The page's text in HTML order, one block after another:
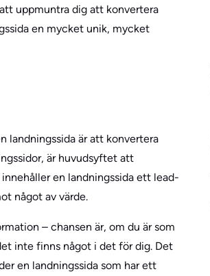
uppmuntra dig att konvertera
en mycket unik, mycket
landningssida är att konvertera
är huvudsyftet att
en landningssida ett lead-
något av värde.
– chansen är, om du är som
inte finns något i det för dig. Det
en landningssida som har ett